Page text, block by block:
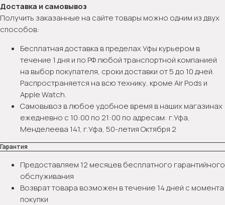
Доставка и самовывоз
Получить заказанные на сайте товары можно одним из двух
способов:
Бесплатная доставка в пределах Уфы курьером в
течение 1 дня и по РФ любой транспортной компанией
на выбор покупателя, сроки доставки от 5 до 10 дней.
Распространяется на всю технику, кроме Air Pods и
Apple Watch.
Самовывоз в любое удобное время в наших магазинах
ежедневно с 10:00 по 21:00 по адресам: г.Уфа,
Менделеева 141, г.Уфа, 50-летия Октября 2
Гарантия
Предоставляем 12 месяцев бесплатного гарантийного
обслуживания
Возврат товара возможен в течение 14 дней с момента
покупки